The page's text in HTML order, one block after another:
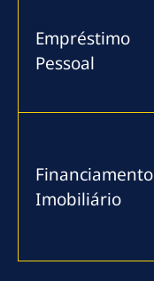
Empréstimo
Pessoal
Financiamento
Imobiliário